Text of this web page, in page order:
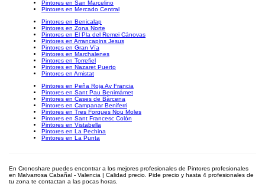
Pintores en San Marcelino
Pintores en Mercado Central
Pintores en Benicalap
Pintores en Zona Norte
Pintores en El Pla del Remei Cánovas
Pintores en Arrancapins Jesus
Pintores en Gran Vía
Pintores en Marchalenes
Pintores en Torrefiel
Pintores en Nazaret Puerto
Pintores en Amistat
Pintores en Peña Roja Av Francia
Pintores en Sant Pau Benimámet
Pintores en Cases de Bàrcena
Pintores en Campanar Beniferri
Pintores en Tres Forques Nou Moles
Pintores en Sant Francesc Colón
Pintores en Vistabella
Pintores en La Pechina
Pintores en La Punta
En Cronoshare puedes encontrar a los mejores profesionales de Pintores profesionales
en Malvarrosa Cabañal - Valencia | Calidad precio. Pide precio y hasta 4 profesionales de
tu zona te contactan a las pocas horas.